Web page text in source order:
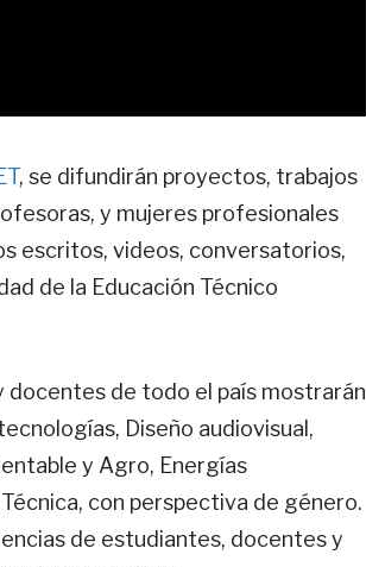
, se difundirán proyectos, trabajos
y mujeres profesionales
escritos, videos, conversatorios,
de la Educación Técnico
docentes de todo el país mostrarán
Diseño audiovisual,
y Agro, Energías
con perspectiva de género.
de estudiantes, docentes y